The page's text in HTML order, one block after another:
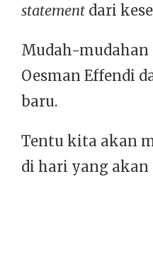
statement dari
Mudah-
Oesman Effendi
baru.
Tentu kita akan
di hari yang akan